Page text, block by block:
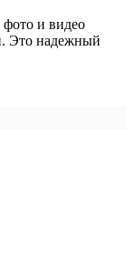
и видео
Это надежный